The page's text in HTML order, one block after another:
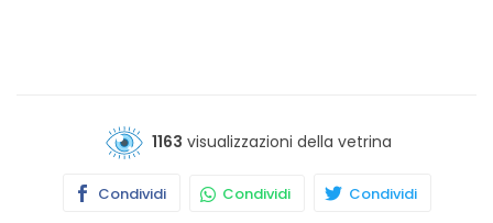
1163 visualizzazioni della vetrina
Condividi Condividi Condividi